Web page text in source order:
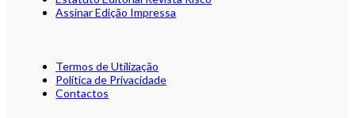
Assinar Edição Impressa
Termos de Utilização
Política de Privacidade
Contactos